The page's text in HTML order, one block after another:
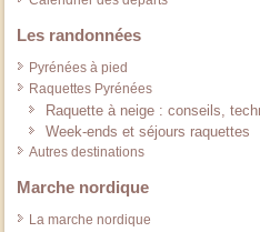
Les randonnées
Pyrénées à pied
Raquettes Pyrénées
Raquette à neige : conseils,
Week-ends et séjours raquettes
Autres destinations
Marche nordique
La marche nordique